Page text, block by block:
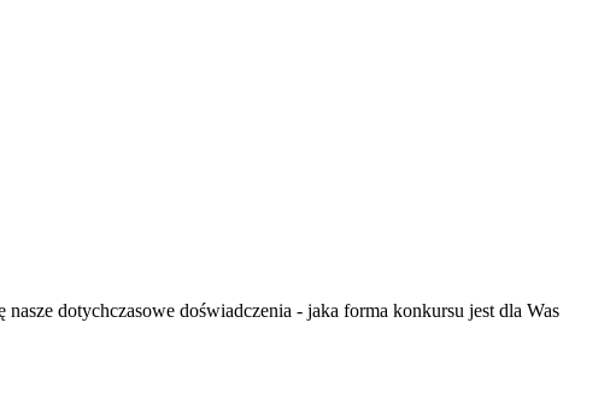
dotychczasowe doświadczenia - jaka forma konkursu jest dla Was